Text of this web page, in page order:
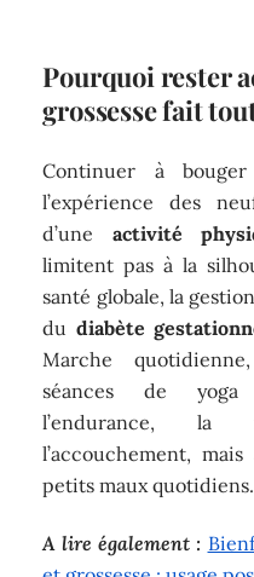
Pourquoi rester
grossesse fait
Continuer à bouger
l’expérience des
d’une activité
limitent pas à la
santé globale, la
du diabète
Marche
séances de yoga
l’endurance,
l’accouchement,
petits maux quotidiens.
A lire également :